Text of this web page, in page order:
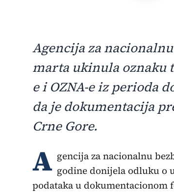
Agencija za
marta ukinula oznaku
e i OZNA-e iz perioda
da je dokumentacija
Crne Gore.
A gencija za nacionalnu
godine donijela odluku o
podataka u dokumentacionom